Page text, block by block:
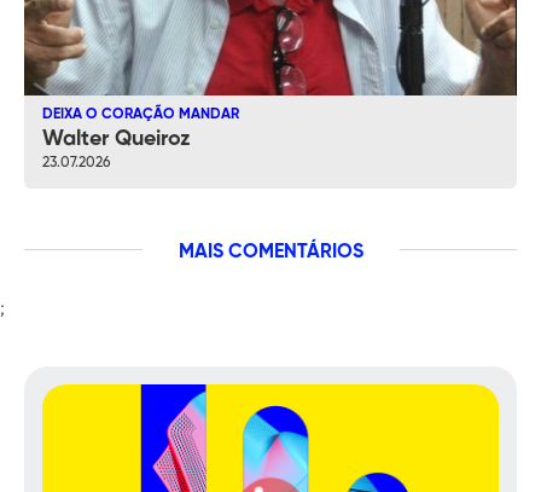
DEIXA O CORAÇÃO MANDAR
Walter Queiroz
23.07.2026
MAIS COMENTÁRIOS
;